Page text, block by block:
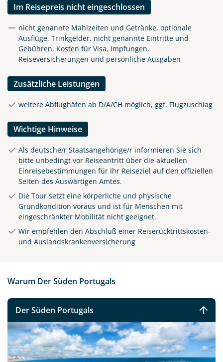
Im Reisepreis nicht eingeschlossen
nicht genannte Mahlzeiten und Getränke, optionale
Ausflüge, Trinkgelder, nicht genannte Eintritte und
Gebühren, Kosten für Visa, Impfungen,
Reiseversicherungen und persönliche Ausgaben
Zusätzliche Leistungen
weitere Abflughäfen ab D/A/CH möglich, ggf. Flugzuschlag
Wichtige Hinweise
Als deutsche/r Staatsangehörige/r informieren Sie sich
bitte unbedingt vor Reiseantritt über die aktuellen
Einreisebestimmungen für Ihr Reiseziel auf den offiziellen
Seiten des Auswärtigen Amtes.
Die Tour setzt eine körperliche und physische
Grundkondition voraus und ist für Menschen mit
eingeschränkter Mobilität nicht geeignet.
Wir empfehlen den Abschluß einer Reiserücktrittskosten-
und Auslandskrankenversicherung
Warum Der Süden Portugals
Der Süden Portugals